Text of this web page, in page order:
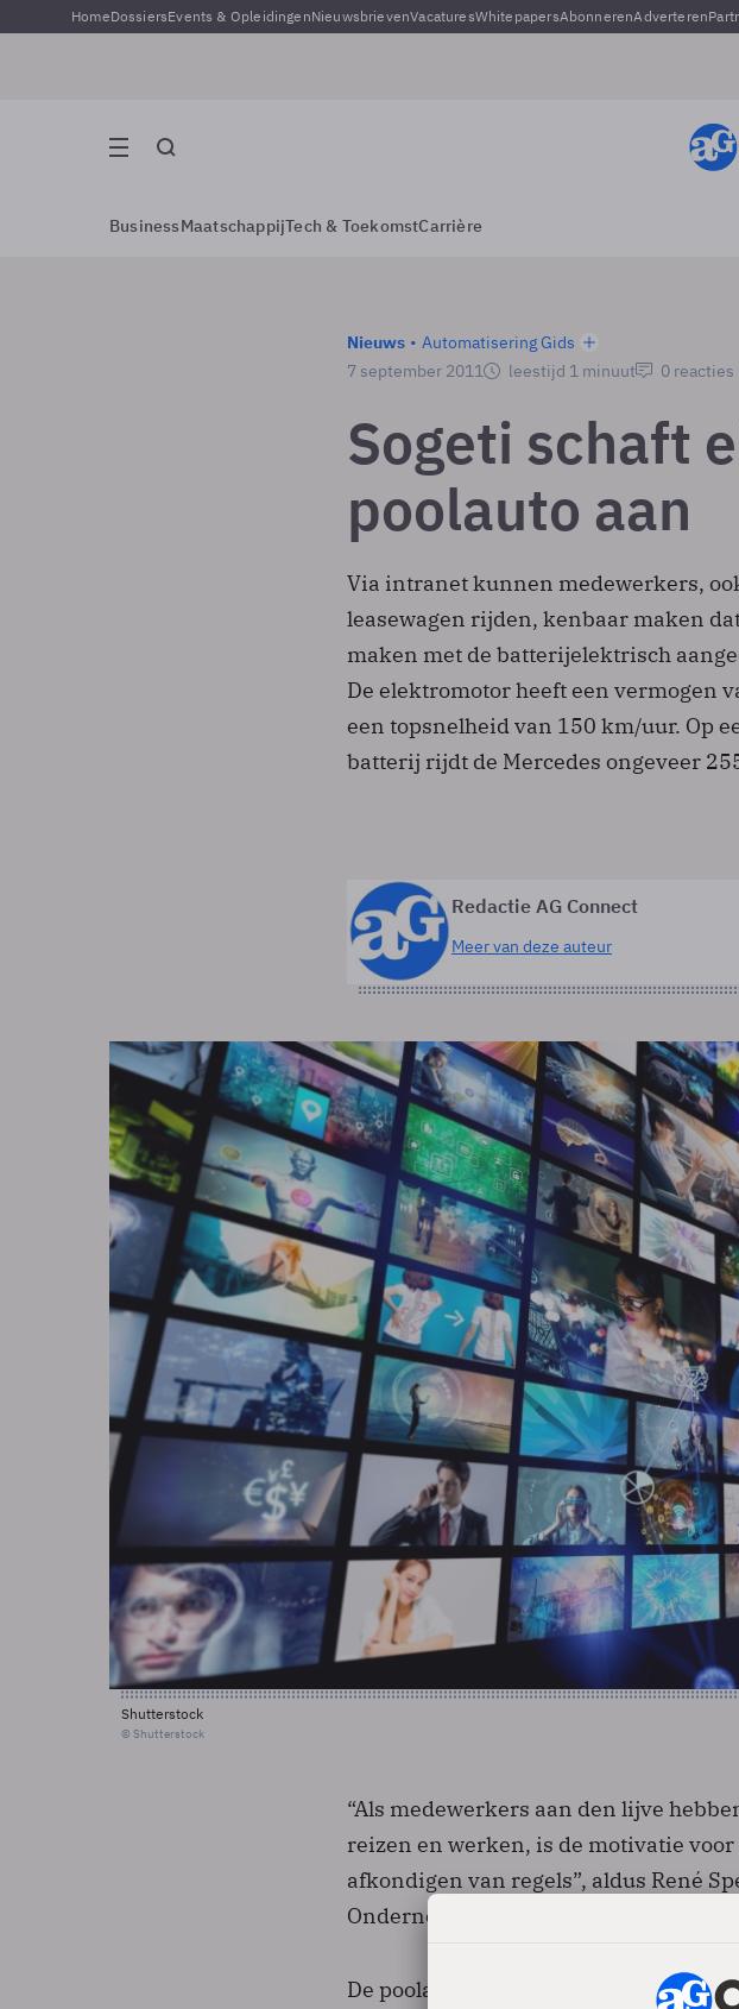
HomeDossiersEvents & OpleidingenNieuwsbrievenVacaturesWhitepapersAbonnerenAdverteren
BusinessMaatschappijTech & ToekomstCarrière
Nieuws
Automatisering Gids
7 september 2011
leestijd 1 minuut 0 reacties
Sogeti schaft
poolauto aan
Via intranet kunnen medewerkers,
leasewagen rijden, kenbaar maken
maken met de batterijelektrisch
De elektromotor heeft een vermogen
een topsnelheid van 150 km/uur. Op
batterij rijdt de Mercedes ongeveer
Redactie AG Connect
Meer van deze auteur
Shutterstock
© Shutterstock
“Als medewerkers aan den lijve
reizen en werken, is de motivatie
afkondigen van regels”, aldus René
Ondernemen van Sogeti.
De poolauto maakt deel uit van het